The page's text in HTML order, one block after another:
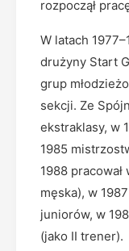
rozpoczął
W latach
drużyny Start
grup
sekcji. Ze
ekstraklasy, w
1985
1988
męska), w
juniorów, w
(jako II trener).